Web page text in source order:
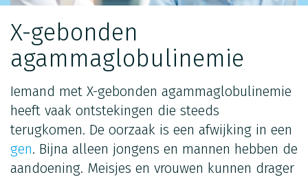
X-gebonden
agammaglobulinemie
Iemand met X-gebonden agammaglobulinemie
heeft vaak ontstekingen die steeds
terugkomen. De oorzaak is een afwijking in een
gen. Bijna alleen jongens en mannen hebben de
aandoening. Meisjes en vrouwen kunnen drager